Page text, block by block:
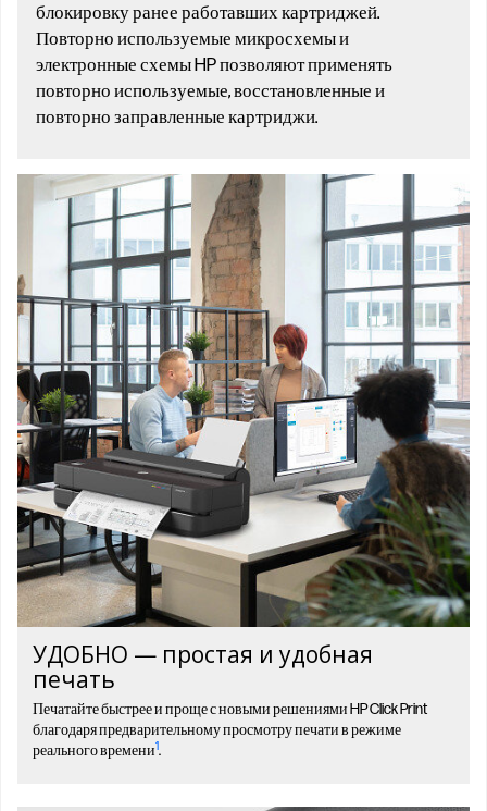
блокировку ранее работавших картриджей.
Повторно используемые микросхемы и
электронные схемы HP позволяют применять
повторно используемые, восстановленные и
повторно заправленные картриджи.
УДОБНО — простая и удобная
печать
Печатайте быстрее и проще с новыми решениями HP Click Print
благодаря предварительному просмотру печати в режиме
реального времени1.